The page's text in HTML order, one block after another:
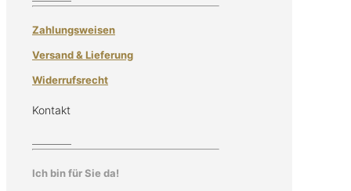
Zahlungsweisen
Versand & Lieferung
Widerrufsrecht
Kontakt
Ich bin für Sie da!